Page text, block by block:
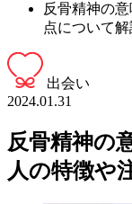
反骨精神の
点について解
出会い
2024.01.31
反骨精神の
人の特徴や